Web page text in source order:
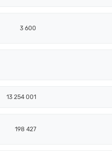
3 600
13 254 001
198 427